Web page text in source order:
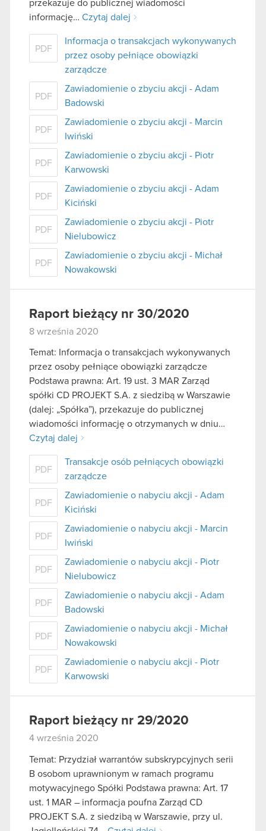
przekazuje do publicznej wiadomości
informację… Czytaj dalej
PDF
Informacja o transakcjach wykonywanych
przez osoby pełniące obowiązki
zarządcze
PDF
Zawiadomienie o zbyciu akcji - Adam
Badowski
PDF
Zawiadomienie o zbyciu akcji - Marcin
Iwiński
PDF
Zawiadomienie o zbyciu akcji - Piotr
Karwowski
PDF
Zawiadomienie o zbyciu akcji - Adam
Kiciński
PDF
Zawiadomienie o zbyciu akcji - Piotr
Nielubowicz
PDF
Zawiadomienie o zbyciu akcji - Michał
Nowakowski
Raport bieżący nr 30/2020
8 września 2020
Temat: Informacja o transakcjach wykonywanych
przez osoby pełniące obowiązki zarządcze
Podstawa prawna: Art. 19 ust. 3 MAR Zarząd
spółki CD PROJEKT S.A. z siedzibą w Warszawie
(dalej: „Spółka”), przekazuje do publicznej
wiadomości informację o otrzymanych w dniu…
Czytaj dalej
PDF
Transakcje osób pełniących obowiązki
zarządcze
PDF
Zawiadomienie o nabyciu akcji - Adam
Kiciński
PDF
Zawiadomienie o nabyciu akcji - Marcin
Iwiński
PDF
Zawiadomienie o nabyciu akcji - Piotr
Nielubowicz
PDF
Zawiadomienie o nabyciu akcji - Adam
Badowski
PDF
Zawiadomienie o nabyciu akcji - Michał
Nowakowski
PDF
Zawiadomienie o nabyciu akcji - Piotr
Karwowski
Raport bieżący nr 29/2020
4 września 2020
Temat: Przydział warrantów subskrypcyjnych serii
B osobom uprawnionym w ramach programu
motywacyjnego Spółki Podstawa prawna: Art. 17
ust. 1 MAR – informacja poufna Zarząd CD
PROJEKT S.A. z siedzibą w Warszawie, przy ul.